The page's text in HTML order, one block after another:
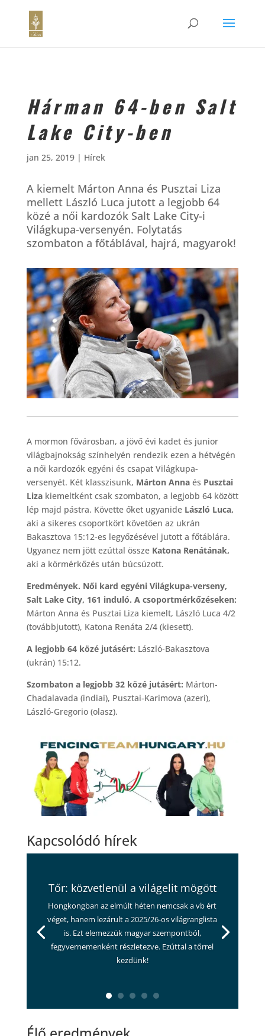
Hárman 64-ben Salt
Lake City-ben
jan 25, 2019| Hírek
A kiemelt Márton Anna és Pusztai Liza
mellett László Luca jutott a legjobb 64
közé a női kardozók Salt Lake City-i
Világkupa-versenyén. Folytatás
szombaton a főtáblával, hajrá, magyarok!
A mormon fővárosban, a jövő évi kadet és junior
világbajnokság színhelyén rendezik ezen a hétvégén
a női kardozók egyéni és csapat Világkupa-
versenyét. Két klasszisunk, Márton Annaés Pusztai
Lizakiemeltként csak szombaton, a legjobb 64 között
lép majd pástra. Követte őket ugyanide László Luca,
aki a sikeres csoportkört követően az ukrán
Bakasztova 15:12-es legyőzésével jutott a főtáblára.
Ugyanez nem jött ezúttal össze Katona Renátának,
aki a körmérkőzés után búcsúzott.
Eredmények. Női kard egyéni Világkupa-verseny,
Salt Lake City, 161 induló. A csoportmérkőzéseken:
Márton Anna és Pusztai Liza kiemelt, László Luca 4/2
(továbbjutott), Katona Renáta 2/4 (kiesett).
A legjobb 64 közé jutásért: László-Bakasztova
(ukrán) 15:12.
Szombaton a legjobb 32 közé jutásért: Márton-
Chadalavada (indiai), Pusztai-Karimova (azeri),
László-Gregorio (olasz).
Kapcsolódó hírek
Tőr: közvetlenül a világelit mögött
Hongkongban az elmúlt héten nemcsak a vb ért
véget, hanem lezárult a 2025/26-os világranglista
is. Ezt elemezzük magyar szempontból,
fegyvernemenként részletezve. Ezúttal a tőrrel
kezdünk!